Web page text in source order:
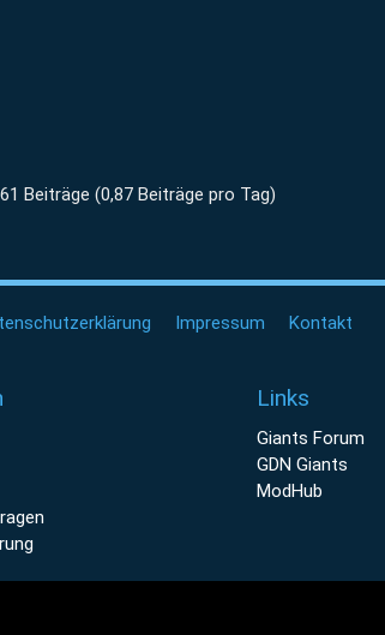
Beiträge (0,87 Beiträge pro Tag)
Impressum Kontakt
Links
Giants Forum
GDN Giants
ModHub